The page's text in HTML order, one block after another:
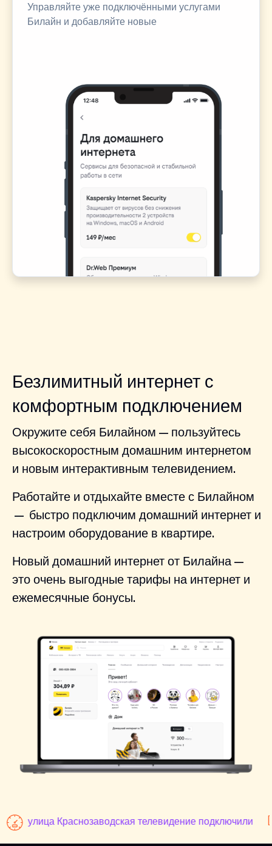
Управляйте уже подключёнными услугами
Билайн и добавляйте новые
Безлимитный интернет с
комфортным подключением
Окружите себя Билайном — пользуйтесь
высокоскоростным домашним интернетом
и новым интерактивным телевидением.
Работайте и отдыхайте вместе с Билайном
— быстро подключим домашний интернет и
настроим оборудование в квартире.
Новый домашний интернет от Билайна —
это очень выгодные тарифы на интернет и
ежемесячные бонусы.
улица Краснозаводская телевидение подключили